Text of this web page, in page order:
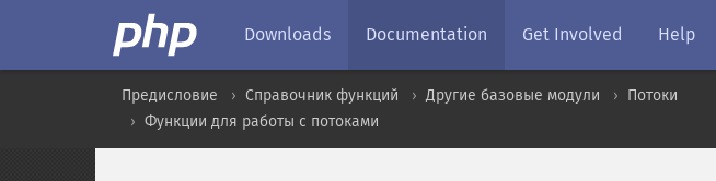
Downloads Documentation Get Involved Help
Предисловие Справочник функций Другие базовые модули
Потоки
Функции для работы с потоками